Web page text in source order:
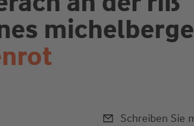
Schreiben Sie